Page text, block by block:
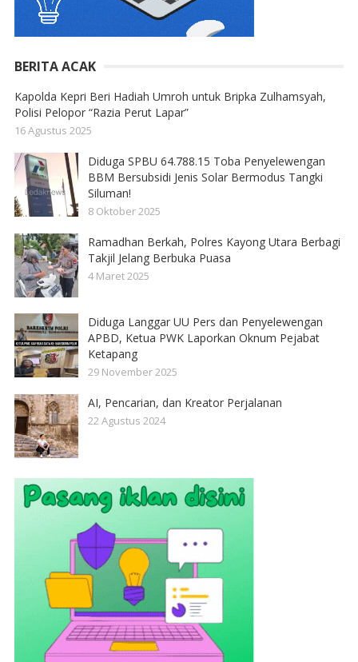
BERITA ACAK
Kapolda Kepri Beri Hadiah Umroh untuk Bripka Zulhamsyah,
Polisi Pelopor “Razia Perut Lapar”
16 Agustus 2025
Diduga SPBU 64.788.15 Toba Penyelewengan
BBM Bersubsidi Jenis Solar Bermodus Tangki
Siluman!
8 Oktober 2025
Ramadhan Berkah, Polres Kayong Utara Berbagi
Takjil Jelang Berbuka Puasa
4 Maret 2025
Diduga Langgar UU Pers dan Penyelewengan
APBD, Ketua PWK Laporkan Oknum Pejabat
Ketapang
29 November 2025
AI, Pencarian, dan Kreator Perjalanan
22 Agustus 2024